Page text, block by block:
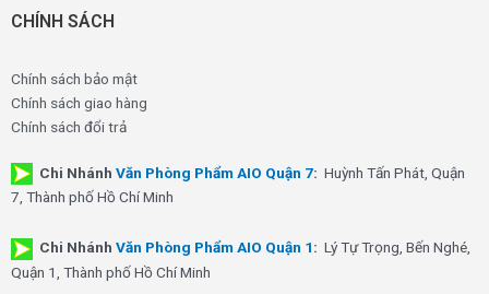
CHÍNH SÁCH
Chính sách bảo mật
Chính sách giao hàng
Chính sách đổi trả
Chi Nhánh Văn Phòng Phẩm AIO Quận 7: Huỳnh Tấn Phát, Quận
7, Thành phố Hồ Chí Minh
Chi Nhánh Văn Phòng Phẩm AIO Quận 1: Lý Tự Trọng, Bến Nghé,
Quận 1, Thành phố Hồ Chí Minh